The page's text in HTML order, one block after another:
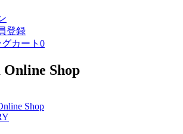
登録
0
Shop
Shop